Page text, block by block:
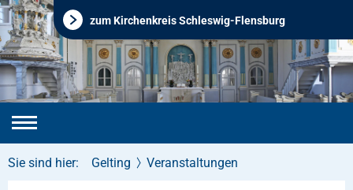
zum Kirchenkreis Schleswig-Flensburg
Sie sind hier: Gelting Veranstaltungen